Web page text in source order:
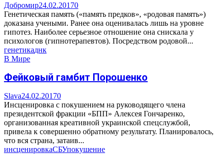
Добромир24.02.20170
Генетическая память («память предков», «родовая память»)
доказана учеными. Ранее она оценивалась лишь на уровне
гипотез. Наиболее серьезное отношение она снискала у
психологов (гипнотерапевтов). Посредством родовой...
генетикаднк
В Мире
Фейковый гамбит Порошенко
Slava24.02.20170
Инсценировка с покушением на руководящего члена
президентской фракции «БПП» Алексея Гончаренко,
организованная креативной украинской спецслужбой,
привела к совершенно обратному результату. Планировалось,
что вся страна, затаив...
инсценировкаСБУпокушение